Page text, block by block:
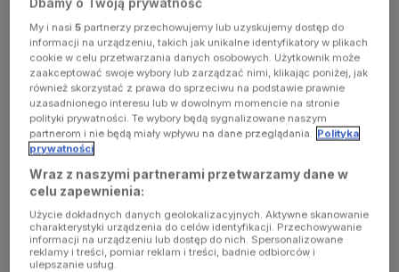
occurred
(see the
browser
console for
more
information)
My i nasi5 partnerzy przechowujemy lub uzyskujemy dostęp do
informacji na urządzeniu, takich jak unikalne identyfikatory w plikach
cookie w celu przetwarzania danych osobowych. Użytkownik może
zaakceptować swoje wybory lub zarządzać nimi, klikając poniżej, jak
również skorzystać z prawa do sprzeciwu na podstawie prawnie
uzasadnionego interesu lub w dowolnym momencie na stronie
polityki prywatności. Te wybory będą sygnalizowane naszym
partnerom i nie będą miały wpływu na dane przeglądania. Polityka
prywatności
Wraz z naszymi partnerami przetwarzamy dane w
celu zapewnienia:
Użycie dokładnych danych geolokalizacyjnych. Aktywne skanowanie
charakterystyki urządzenia do celów identyfikacji. Przechowywanie
informacji na urządzeniu lub dostęp do nich. Spersonalizowane
reklamy i treści, pomiar reklam i treści, badnie odbiorców i
ulepszanie usług.